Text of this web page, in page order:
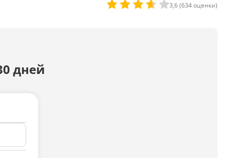
Досудебная претензия
3,6 (634 оценки)
дней